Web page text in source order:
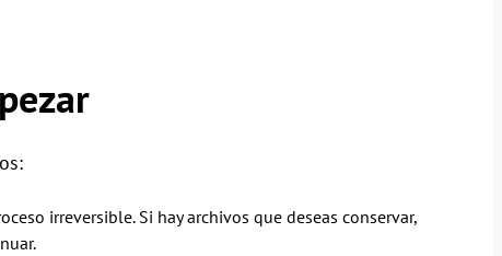
irreversible. Si hay archivos que deseas conservar,